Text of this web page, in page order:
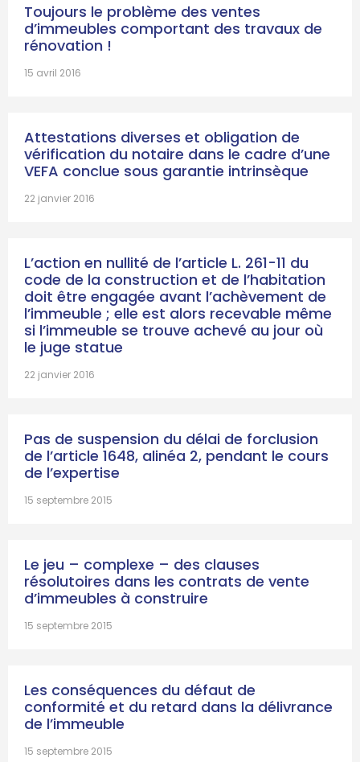
Toujours le problème des ventes
d’immeubles comportant des travaux de
rénovation !
15 avril 2016
Attestations diverses et obligation de
vérification du notaire dans le cadre d’une
VEFA conclue sous garantie intrinsèque
22 janvier 2016
L’action en nullité de l’article L. 261-11 du
code de la construction et de l’habitation
doit être engagée avant l’achèvement de
l’immeuble ; elle est alors recevable même
si l’immeuble se trouve achevé au jour où
le juge statue
22 janvier 2016
Pas de suspension du délai de forclusion
de l’article 1648, alinéa 2, pendant le cours
de l’expertise
15 septembre 2015
Le jeu – complexe – des clauses
résolutoires dans les contrats de vente
d’immeubles à construire
15 septembre 2015
Les conséquences du défaut de
conformité et du retard dans la délivrance
de l’immeuble
15 septembre 2015